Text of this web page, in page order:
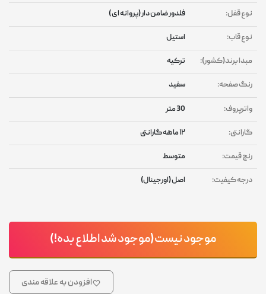
نوع قفل: فلدور ضامن دار (پروانه ای )
نوع قاب: استیل
مبدا برند(کشور): ترکیه
رنگ صفحه: سفید
واترپروف: 30 متر
گارانتی: ۱۲ ماهه گارانتی
رنج قیمت: متوسط
درجه کیفیت: اصل (اورجینال)
موجود نیست(موجود شد اطلاع بده!)
افزودن به علاقه مندی